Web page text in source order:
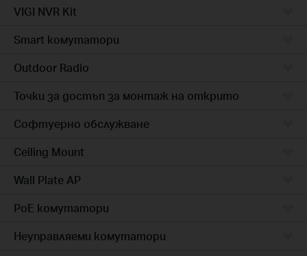
VIGI NVR Kit
Smart комутатори
Outdoor Radio
Точки за достъп за монтаж на открито
Софтуерно обслужване
Ceiling Mount
Wall Plate AP
PoE комутатори
Неуправляеми комутатори